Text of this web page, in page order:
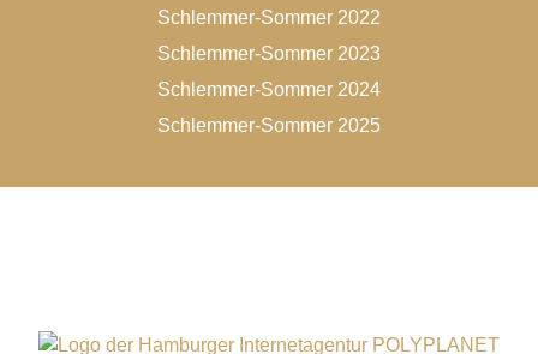
Schlemmer-Sommer 2022
Schlemmer-Sommer 2023
Schlemmer-Sommer 2024
Schlemmer-Sommer 2025